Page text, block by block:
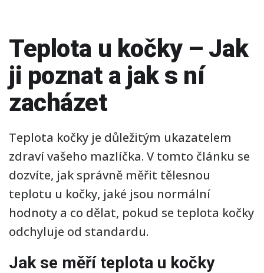
Teplota u kočky – Jak
ji poznat a jak s ní
zacházet
Teplota kočky je důležitým ukazatelem
zdraví vašeho mazlíčka. V tomto článku se
dozvíte, jak správně měřit tělesnou
teplotu u kočky, jaké jsou normální
hodnoty a co dělat, pokud se teplota kočky
odchyluje od standardu.
Jak se měří teplota u kočky